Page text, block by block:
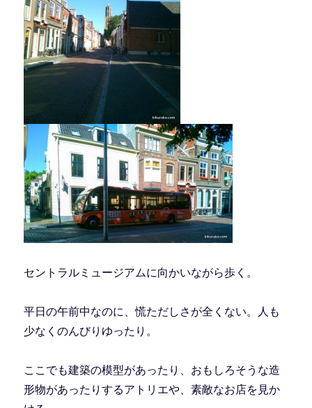
セントラルミュージアムに向かいながら歩く。
平日の午前中なのに、慌ただしさが全くない。人も
少なくのんびりゆったり。
ここでも建築の模型があったり、おもしろそうな造
形物があったりするアトリエや、素敵なお店を見か